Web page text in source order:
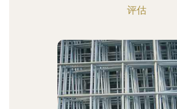
评估